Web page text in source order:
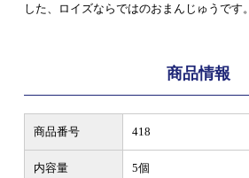
した、ロイズならではのおまんじゅうです。
商品情報
商品番号 418
内容量 5個